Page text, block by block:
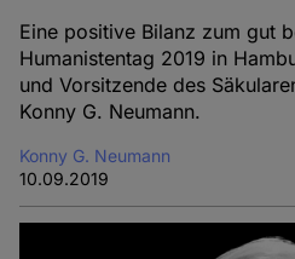
Eine positive Bilanz zum gut
Humanistentag 2019 in
und Vorsitzende des
Konny G. Neumann.
Konny G. Neumann
10.09.2019